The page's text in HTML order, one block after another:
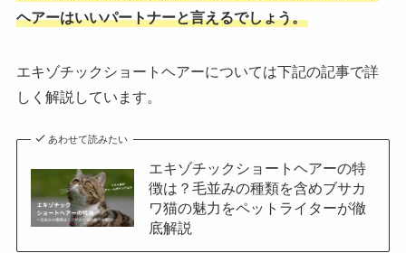
ヘアーはいいパートナーと言えるでしょう。
エキゾチックショートヘアーについては下記の記事で詳
しく解説しています。
あわせて読みたい
エキゾチックショートヘアーの特
徴は？毛並みの種類を含めブサカ
ワ猫の魅力をペットライターが徹
底解説